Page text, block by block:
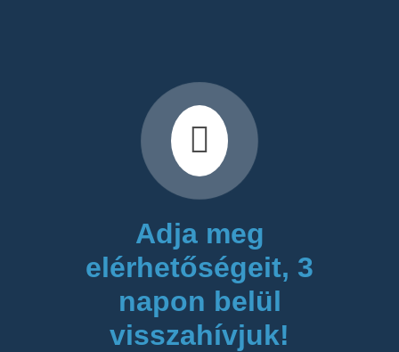
Adja meg
elérhetőségeit, 3
napon belül
visszahívjuk!